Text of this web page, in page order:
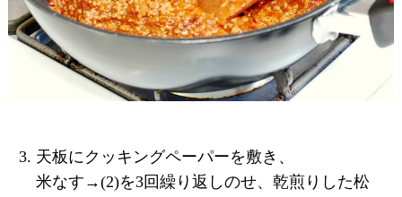
天板にクッキングペーパーを敷き、
米なす→(2)を3回繰り返しのせ、乾煎りした松